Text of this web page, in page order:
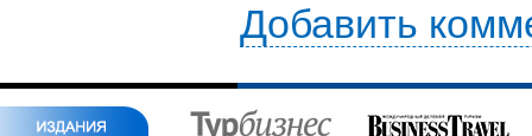
Добавить